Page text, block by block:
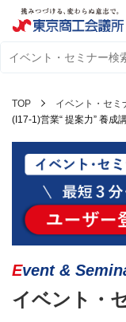
TOP イベント・セミ
(I17-1)営業“ 提案力” 養成
Event &
イベント・